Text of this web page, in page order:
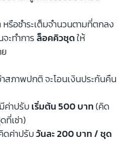
หรือชำระเต็มจำนวนตามที่ตกลง
จะทำการล็อคคิวชุดให้
สภาพปกติ จะโอนเงินประกันคืน
ค่าปรับเริ่มต้น 500 บาท(คิด
ที่เช่า)
ดค่าปรับวันละ 200 บาท / ชุด